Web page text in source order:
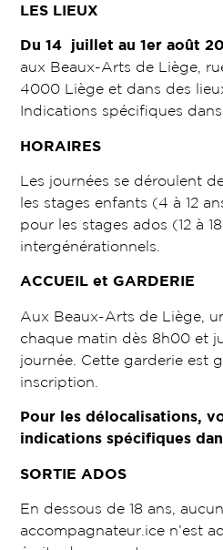
LES LIEUX
Du 14 juillet au 1er août
aux Beaux-Arts de Liège,
4000 Liège et dans des
Indications spécifiques
HORAIRES
Les journées se déroulent
les stages enfants (4 à 12
pour les stages ados (12 à
intergénérationnels.
ACCUEIL et GARDERIE
Aux Beaux-Arts de Liège,
chaque matin dès 8h00 et
journée. Cette garderie est
inscription.
Pour les délocalisations,
indications spécifiques
SORTIE ADOS
En dessous de 18 ans,
accompagnateur.ice n’est